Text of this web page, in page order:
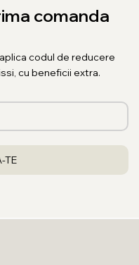
comanda
codul de reducere
cu beneficii extra.